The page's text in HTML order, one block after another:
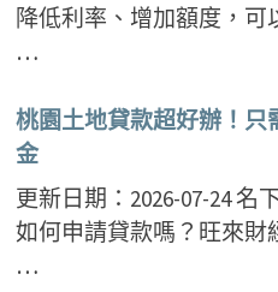
降低利率、增加額度，
…
桃園土地貸款超好辦！只
金
更新日期：2026-07-24 名
如何申請貸款嗎？旺來財
…